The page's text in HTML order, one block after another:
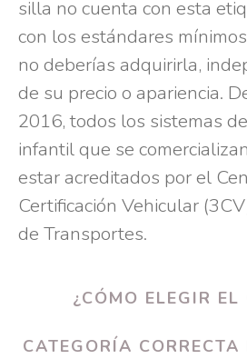
silla no cuenta con esta
con los estándares
no deberías adquirirla,
de su precio o apariencia.
2016, todos los sistemas
infantil que se
estar acreditados por el
Certificación Vehicular
de Transportes.
¿CÓMO ELEGIR
CATEGORÍA